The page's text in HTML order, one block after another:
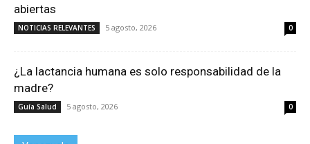
abiertas
NOTICIAS RELEVANTES 5 agosto, 2026 0
¿La lactancia humana es solo responsabilidad de la
madre?
Guía Salud 5 agosto, 2026 0